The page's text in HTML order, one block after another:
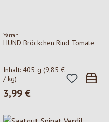
Yarrah
HUND Bröckchen Rind Tomate
Inhalt: 405 g (9,85 €
/ kg)
Regulärer Preis:
3,99 €